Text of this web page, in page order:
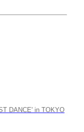
DANCE' in TOKYO